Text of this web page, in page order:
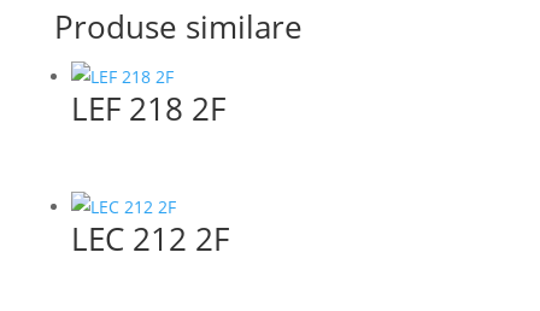
Produse similare
LEF 218 2F
LEC 212 2F